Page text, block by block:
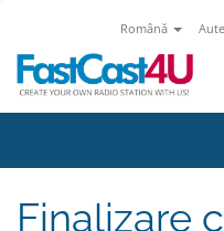
Română
Finalizare